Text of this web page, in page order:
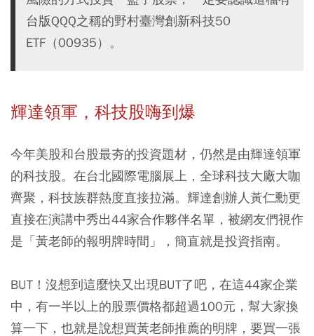
台版QQQ之稱的野村臺灣創新科技50
ETF（00935）。
輝達領軍，科技股嗨到爆
今年美股和台股最夯的投資題材，仍然是由輝達領軍
的科技股。在台北國際電腦展上，全球科技大廠大咖
齊聚，科技族群熱度直接拉滿。輝達創辦人黃仁勳更
直接在演講中秀出44家合作夥伴名單，被網友們視作
是「黃老師的報明牌時間」，簡直就是投資指南。
BUT！沒想到這麼快又出現BUT了吧，在這44家企業
中，有一半以上的股票價格都超過100元，幫大家換
算一下，也就是說想買黃老師推薦的明牌，要買一張